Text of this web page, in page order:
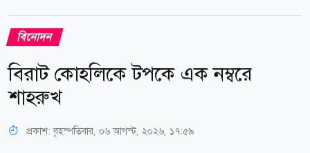
বিনোদন
বিরাট কোহলিকে টপকে এক নম্বরে
শাহরুখ
প্রকাশ:বৃহস্পতিবার, ০৬ আগস্ট, ২০২৬, ১৭:৫৯